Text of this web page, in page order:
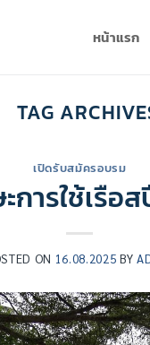
หน้าแรก
TAG
เปิดรับสมัครอบรม
การใช้เรือ
ON 16.08.2025 BY